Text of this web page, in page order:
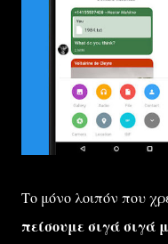
Το μόνο λοιπόν που
πείσουμε σιγά σιγά